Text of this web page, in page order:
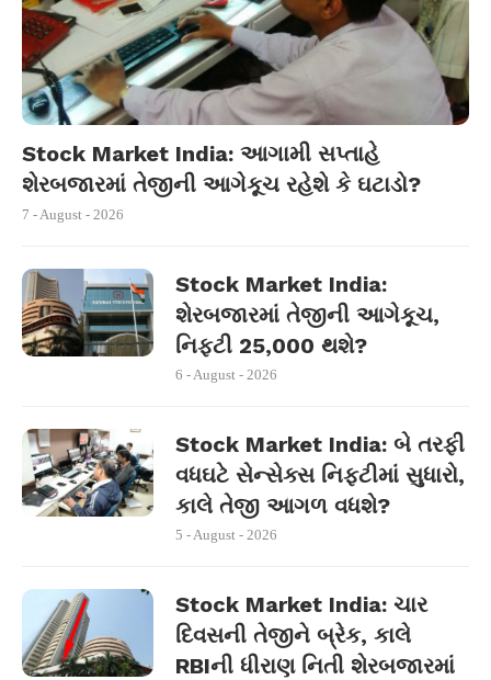
Stock Market India: આગામી સપ્તાહે
શેરબજારમાં તેજીની આગેકૂચ રહેશે કે ઘટાડો?
7 - August - 2026
Stock Market India:
શેરબજારમાં તેજીની આગેકૂચ,
નિફ્ટી 25,000 થશે?
6 - August - 2026
Stock Market India: બે તરફી
વધઘટે સેન્સેક્સ નિફ્ટીમાં સુધારો,
કાલે તેજી આગળ વધશે?
5 - August - 2026
Stock Market India: ચાર
દિવસની તેજીને બ્રેક, કાલે
RBIની ધીરાણ નિતી શેરબજારમાં